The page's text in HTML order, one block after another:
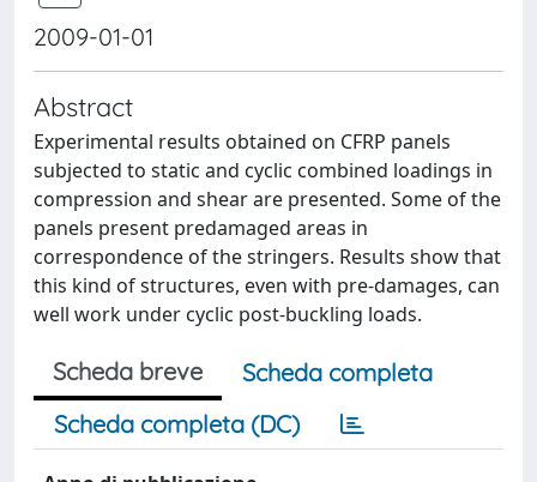
2009-01-01
Abstract
Experimental results obtained on CFRP panels
subjected to static and cyclic combined loadings in
compression and shear are presented. Some of the
panels present predamaged areas in
correspondence of the stringers. Results show that
this kind of structures, even with pre-damages, can
well work under cyclic post-buckling loads.
Scheda breve
Scheda completa
Scheda completa (DC)